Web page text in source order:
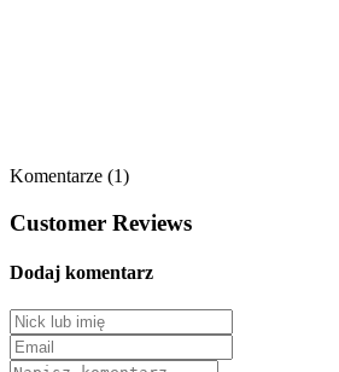
Komentarze (1)
Customer Reviews
Dodaj komentarz